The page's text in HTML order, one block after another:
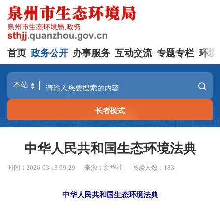
首页 政务公开 办事服务 互动交流 专题专栏 环境
长者模式
中华人民共和国生态环境法典
时间：2026-03-13 09:29 来源：新华社 阅读人数： 183
中华人民共和国生态环境法典